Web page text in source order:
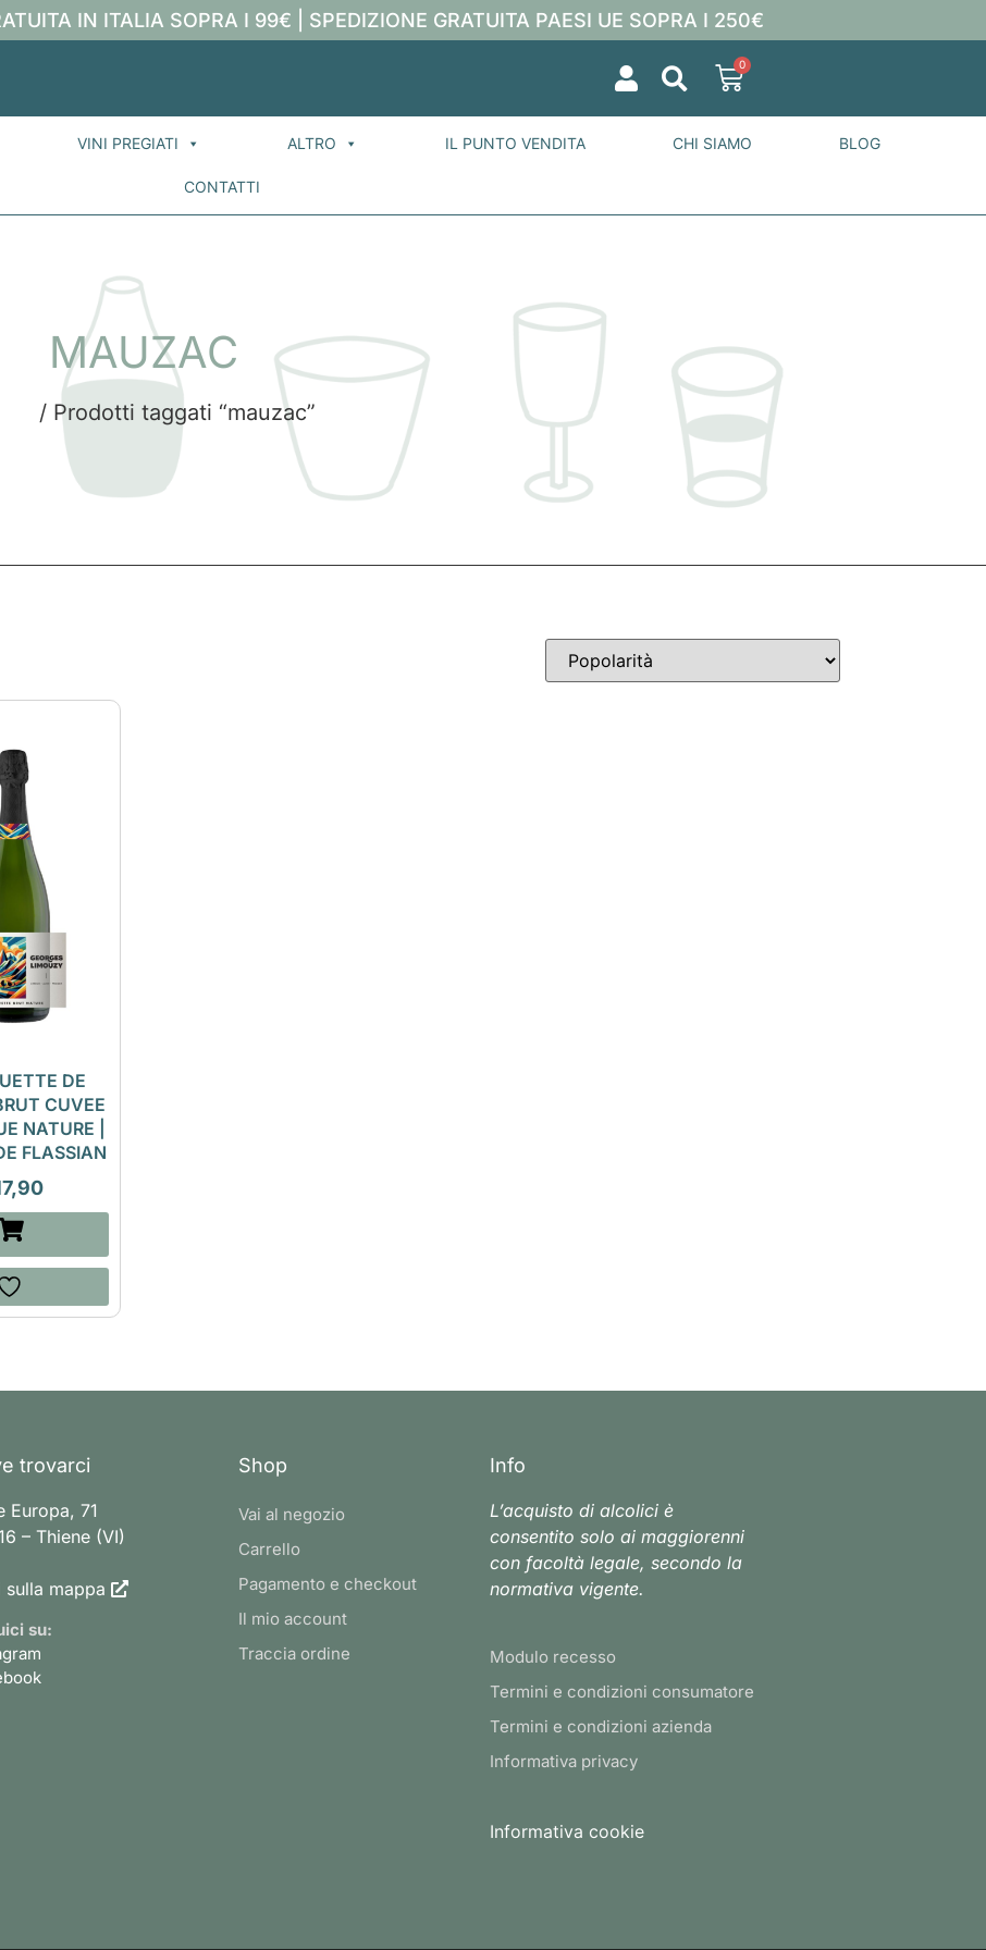
IN ITALIA SOPRA I 99€ | SPEDIZIONE GRATUITA PAESI UE SOPRA I 250€
0
VINI PREGIATI ALTRO IL PUNTO VENDITA CHI SIAMO BLOG
CONTATTI
MAUZAC
/ Prodotti taggati “mauzac”
DE
CUVEE
NATURE |
FLASSIAN
trovarci
Europa, 71
– Thiene (VI)
sulla mappa
su:
Shop
Vai al negozio
Carrello
Pagamento e checkout
Il mio account
Traccia ordine
Info
L’acquisto di alcolici è
consentito solo ai maggiorenni
con facoltà legale, secondo la
normativa vigente.
Modulo recesso
Termini e condizioni consumatore
Termini e condizioni azienda
Informativa privacy
Informativa cookie